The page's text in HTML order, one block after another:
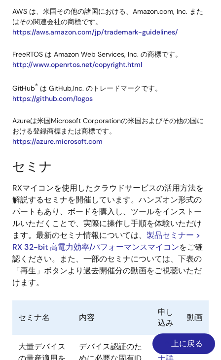
Part
Number
CPU Frequency ROM
MCU
RX72M
/
RX72N
RXv3 240 MHz 4 MB
RX66N RXv3 120 MHz 4 MB
RX671 RXv3 120 MHz 2 MB
NetXDuo
with
TLS
Link
Renesas
CK-
と
ンプルプロ
グラムで
す。TLSプ
ロトコル処
理中で平文
の鍵情報を
扱わないた
め、鍵情報
た、ハード
クセラレー
トすること
AWS は、米国その他の諸国における、Amazon.com, Inc. また
はその関連会社の商標です。
https://aws.amazon.com/jp/trademark-guidelines/
FreeRTOS は Amazon Web Services, Inc. の商標です。
http://www.openrtos.net/copyright.html
GitHub® は GitHub,Inc. のトレードマークです。
https://github.com/logos
Azureは米国Microsoft Corporationの米国およびその他の国に
おける登録商標または商標です。
https://azure.microsoft.com
セミナ
RXマイコンを使用したクラウドサービスの活用方法を
解説するセミナを開催しています。ハンズオン形式の
パートもあり、ボードを購入し、ツールをインストー
ルいただくことで、実際に操作し手順を体験いただけ
ます。最新のセミナ情報については、 製品セミナー >
RX 32-bit 高電力効率/パフォーマンスマイコンをご確
認ください。また、一部のセミナについては、下表の
「再生」ボタンより過去開催分の動画をご視聴いただ
けます。
セミナ名 内容
申し
込み
動画
大量デバイス
デバイス認証のた
セミ
再生
上に戻る